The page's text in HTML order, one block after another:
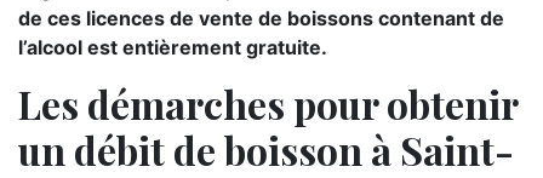
de ces licences de vente de boissons contenant de
l’alcool est entièrement gratuite.
Les démarches pour obtenir
un débit de boisson à Saint-